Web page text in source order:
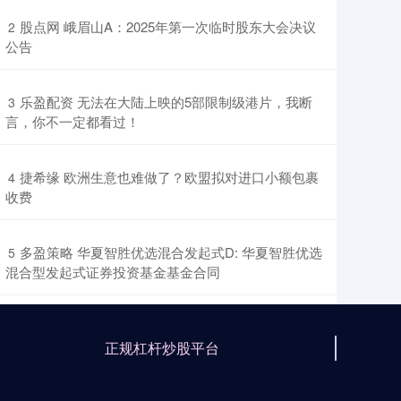
2 ​股点网 峨眉山A：2025年第一次临时股东大会决议
公告
3 ​乐盈配资 无法在大陆上映的5部限制级港片，我断
言，你不一定都看过！
4 ​捷希缘 欧洲生意也难做了？欧盟拟对进口小额包裹
收费
5 ​多盈策略 华夏智胜优选混合发起式D: 华夏智胜优选
混合型发起式证券投资基金基金合同
正规杠杆炒股平台